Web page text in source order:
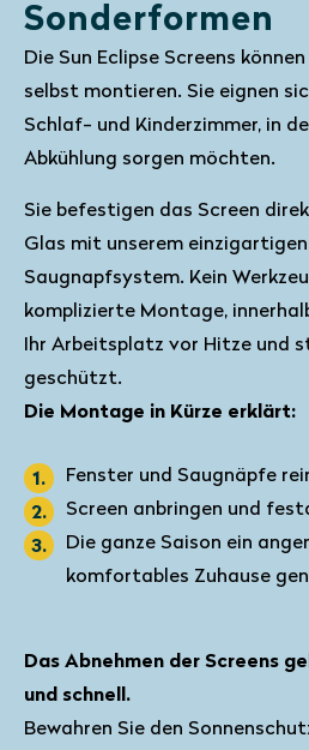
Sonderformen
Die Sun Eclipse Screens
selbst montieren. Sie eignen
Schlaf- und Kinderzimmer, in
Abkühlung sorgen möchten.
Sie befestigen das Screen
Glas mit unserem
Saugnapfsystem. Kein
komplizierte Montage,
Ihr Arbeitsplatz vor Hitze und
geschützt.
Die Montage in Kürze erklärt:
Fenster und Saugnäpfe
Screen anbringen und
Die ganze Saison ein
komfortables Zuhause
Das Abnehmen der Screens
und schnell.
Bewahren Sie den